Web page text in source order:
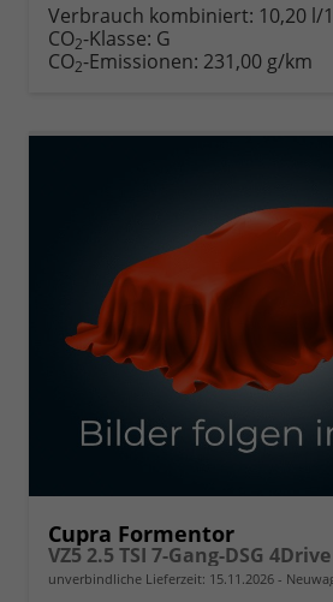
Verbrauch kombiniert: 10,20 l/
CO2-Klasse: G
CO2-Emissionen: 231,00 g/km
Cupra Formentor
VZ5 2.5 TSI 7-Gang-DSG 4Drive
unverbindliche Lieferzeit: 15.11.2026